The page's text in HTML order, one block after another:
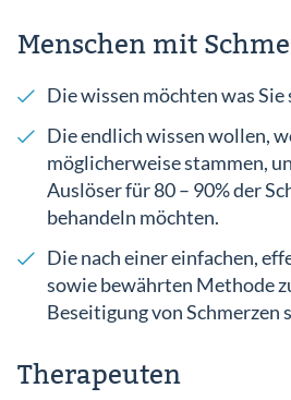
Menschen mit
Die wissen möchten was
Die endlich wissen wollen,
möglicherweise stammen,
Auslöser für 80 – 90% der
behandeln möchten.
Die nach einer einfachen,
sowie bewährten Methode
Beseitigung von Schmerzen
Therapeuten